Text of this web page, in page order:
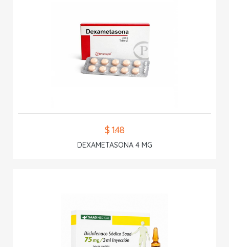
$ 1.48
DEXAMETASONA 4 MG